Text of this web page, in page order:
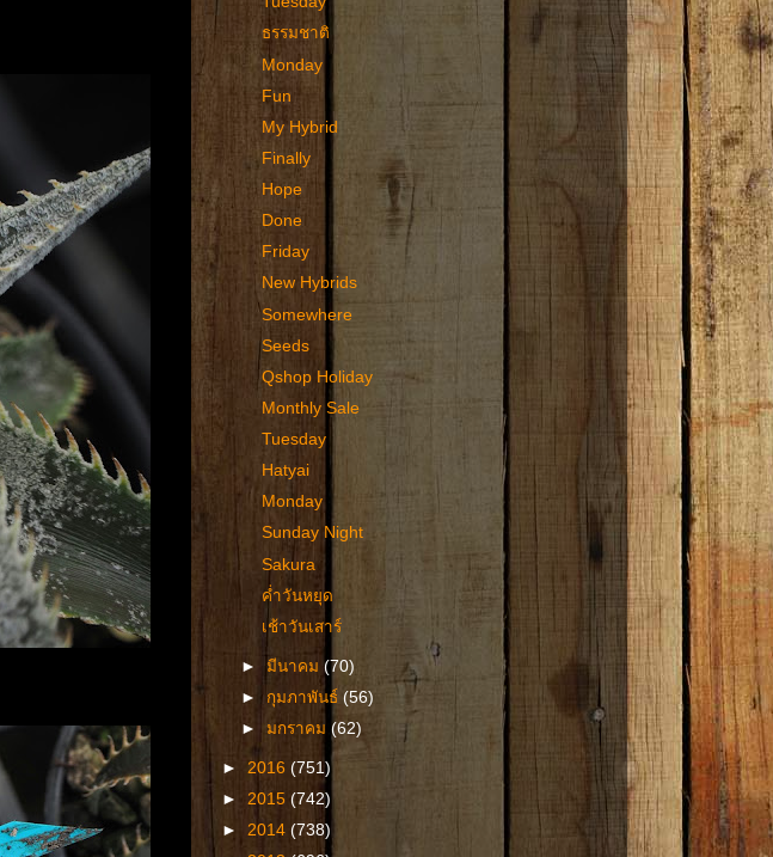
ธรรมชาติ
Monday
Fun
My Hybrid
Finally
Hope
Done
Friday
New Hybrids
Somewhere
Seeds
Qshop Holiday
Monthly Sale
Tuesday
Hatyai
Monday
Sunday Night
Sakura
ค่ำวันหยุด
เช้าวันเสาร์
►มีนาคม(70)
► กุมภาพันธ์(56)
►มกราคม(62)
► 2016 (751)
► 2015 (742)
► 2014 (738)